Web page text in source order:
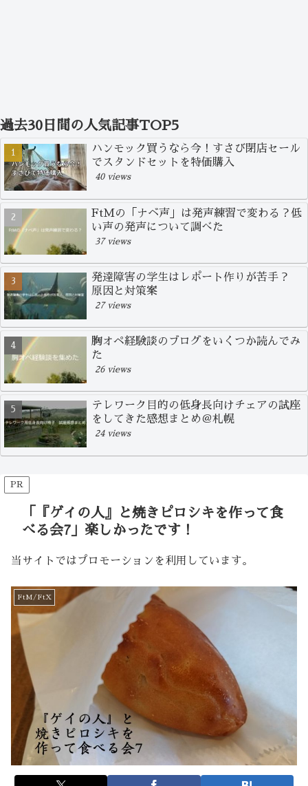
過去30日間の人気記事TOP5
ハンモック買うなら今！すさび閉店セール
でスタンドセットを特価購入
40 views
FtMの「ナベ声」は発声練習で変わる？低
い声の発声について調べた
37 views
発達障害の学生はレポート作りが苦手？
原因と対策案
27 views
胸オペ経験談のブログをいくつか読んでみ
た
26 views
テレワーク目的の低身長向けチェアの試座
をしてきた感想まとめ＠札幌
24 views
PR
「『ゲイの人』と焼きピロシキを作って食
べる会7」楽しかったです！
当サイトではプロモーションを利用しています。
FtM/FtX